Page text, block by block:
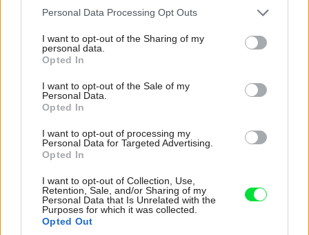
Please note that this website/app uses one or more Google
not limited to your visit or usage behaviour. You may click to
grant or deny consent to Google and its third-party tags to
use your data for below specified purposes in below Google
consent section.
Personal Data Processing Opt Outs
I want to opt-out of the Sharing of my
personal data.
Opted In
I want to opt-out of the Sale of my
Personal Data.
Opted In
I want to opt-out of processing my
Personal Data for Targeted Advertising.
Opted In
I want to opt-out of Collection, Use,
Retention, Sale, and/or Sharing of my
Personal Data that Is Unrelated with the
Purposes for which it was collected.
Opted Out
Dom v Mikulove, v ktorom nie je ani jedna stena rovná BoysPlayNice
Štajnhaus
Architekti:ORA– Ing. arch. Jan Hora, MgA. Barbora Hora,
Ing. arch. Jan Veisser
Projekt: 2014
Realizácia: 2017
Rozloha: 121 m2
Spoluautor: Dalibor Klusáček,www.okatelier.cz
Hlavní dodávatelia: